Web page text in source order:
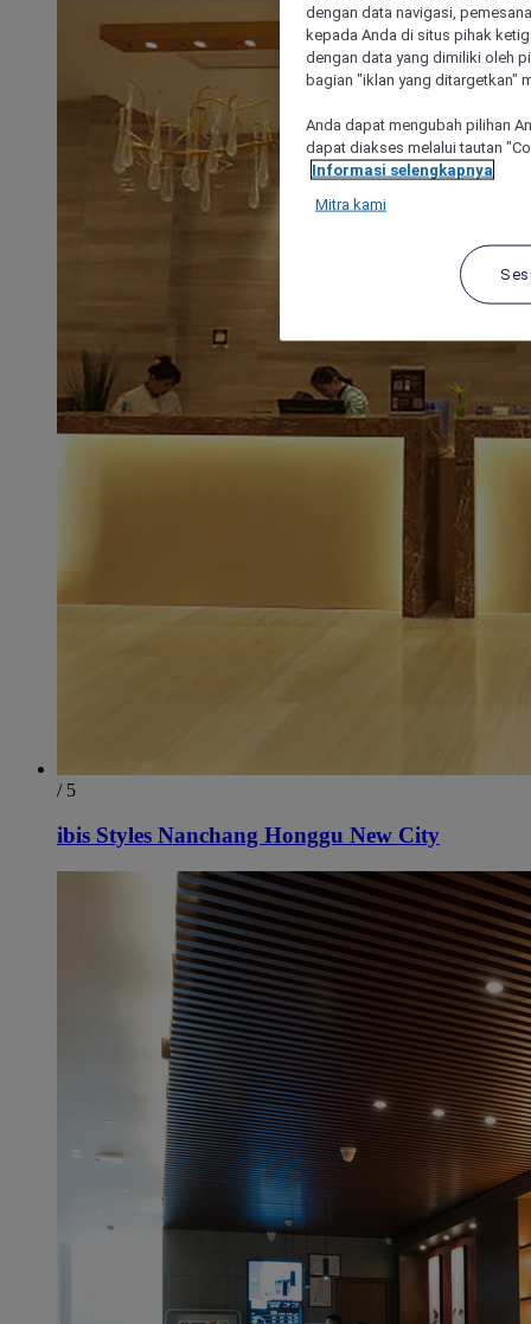
/ 5
ibis Styles Nanchang Honggu New City
dengan data navigasi,
kepada Anda di situs pihak
dengan data yang dimiliki oleh
bagian "iklan yang ditargetkan"
Anda dapat mengubah pilihan
dapat diakses melalui tautan
Informasi selengkapnya
Mitra kami